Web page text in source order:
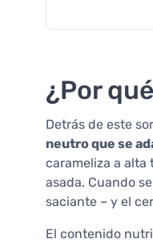
¿Por
Detrás de este
neutro que se
carameliza a alta
asada. Cuando
saciante – y el
El contenido